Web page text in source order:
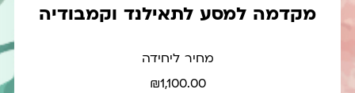
מקדמה למסע לתאילנד וקמבודיה
מחיר ליחידה
₪1,100.00